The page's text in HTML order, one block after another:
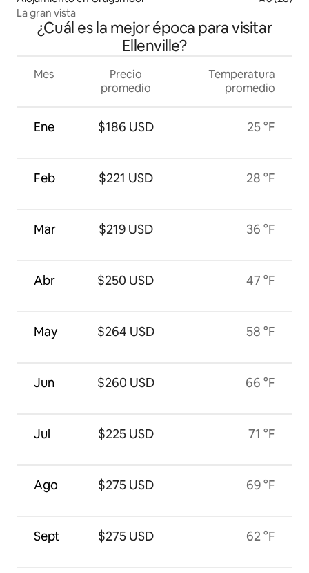
La gran vista
¿Cuál es la mejor época para visitar
Ellenville?
Mes
Ene
Feb
Mar
Abr
May
Jun
Jul
Ago
Sept
Precio
promedio
$186 USD
$221 USD
$219 USD
$250 USD
$264 USD
$260 USD
$225 USD
$275 USD
$275 USD
Temperatura
promedio
25 °F
28 °F
36 °F
47 °F
58 °F
66 °F
71 °F
69 °F
62 °F